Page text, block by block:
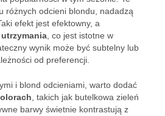
różnych odcieni blondu, nadadzą
efekt jest efektowny, a
utrzymania , co jest istotne w
wynik może być subtelny lub
od preferencji.
i blond odcieniami, warto dodać
, takich jak butelkowa zieleń
barwy świetnie kontrastują z